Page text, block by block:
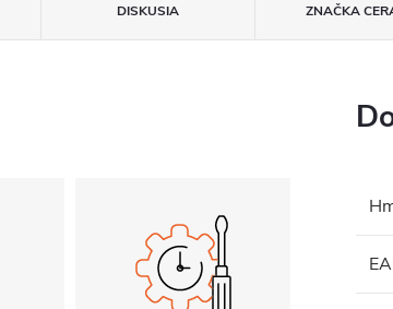
DISKUSIA ZNAČKA